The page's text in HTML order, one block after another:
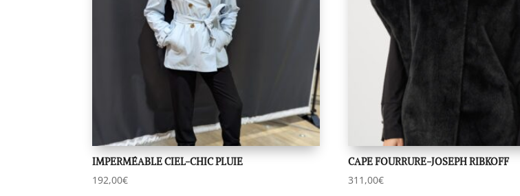
IMPERMÉABLE CIEL-CHIC PLUIE
192,00€
CAPE FOURRURE-JOSEPH RIBKOFF
311,00€